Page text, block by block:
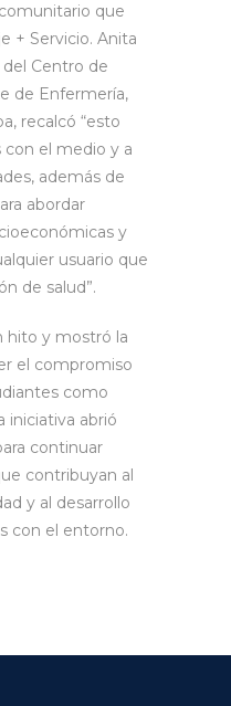
que
+ Servicio. Anita
Centro de
de Enfermería,
recalcó “esto
con el medio y a
además de
abordar
y
usuario que
de salud”.
hito y mostró la
el compromiso
como
iniciativa abrió
continuar
contribuyan al
y al desarrollo
con el entorno.